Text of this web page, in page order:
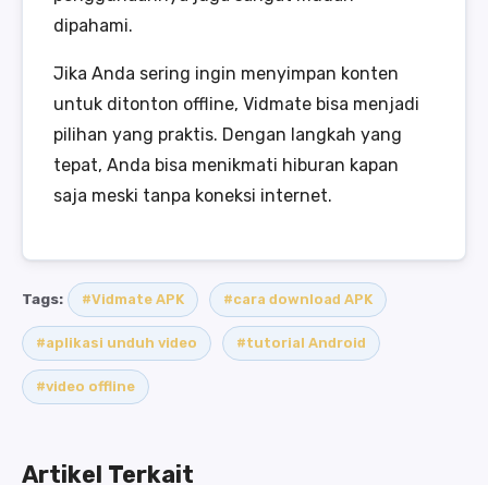
dipahami.
Jika Anda sering ingin menyimpan konten
untuk ditonton offline, Vidmate bisa menjadi
pilihan yang praktis. Dengan langkah yang
tepat, Anda bisa menikmati hiburan kapan
saja meski tanpa koneksi internet.
Tags: #Vidmate APK #cara download APK
#aplikasi unduh video #tutorial Android
#video offline
Artikel Terkait